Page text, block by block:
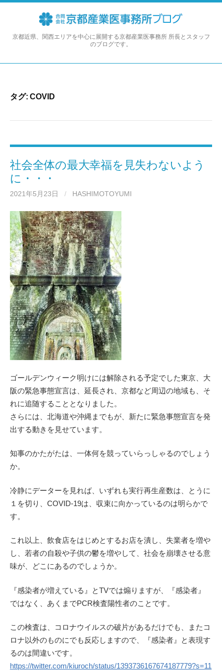
コ
京都近県、関西エリアを中心に展開する京都産業医事務所 所長とスタッフ
のブログです。
タグ:COVID
社会全体の最大幸福を見失わないよう
に・・・
2021年5月23日 / HASHIMOTOYUMI
ゴールデンウィーク明けには解除される予定でした東京、大
阪の緊急事態宣言は、延長され、京都など周辺の地域も、そ
れに追随することとなりました。
さらには、北海道や沖縄までもが、新たに緊急事態宣言を発
出する動きを見せています。
知事のかたがたは、一体何を競っていらっしゃるのでしょう
か。
冷静にデーターを見れば、いずれも実行再生産数は、とうに
１を切り、COVID-19は、収束に向かっているのは明らかで
す。
これ以上、飲食店をはじめとするお店を潰し、失業者を増や
し、若者の自殺や子供の鬱を増やして、社会を崩壊させる意
味が、どこにあるのでしょうか。
『感染者が増えている』とTVでは煽りますが、『感染者』
ではなく、あくまでPCR検査陽性者のことです。
この検査は、コロナウイルスの破片があるだけでも、またコ
ロナ以外のものにでも反応しますので、『感染者』と表現す
るのは間違いです。
https://twitter.com/kiuroch/status/1393736167674187779?s=11